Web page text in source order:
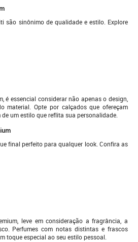
são sinônimo de qualidade e estilo. Explore
é essencial considerar não apenas o design,
material. Opte por calçados que ofereçam
um estilo que reflita sua personalidade.
final perfeito para qualquer look. Confira as
leve em consideração a fragrância, a
Perfumes com notas distintas e frascos
toque especial ao seu estilo pessoal.